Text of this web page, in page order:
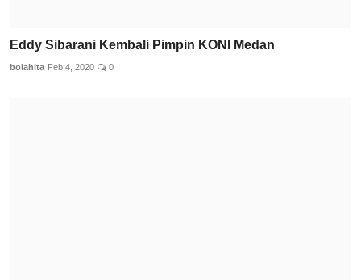
Eddy Sibarani Kembali Pimpin KONI Medan
bolahita Feb 4, 2020 0